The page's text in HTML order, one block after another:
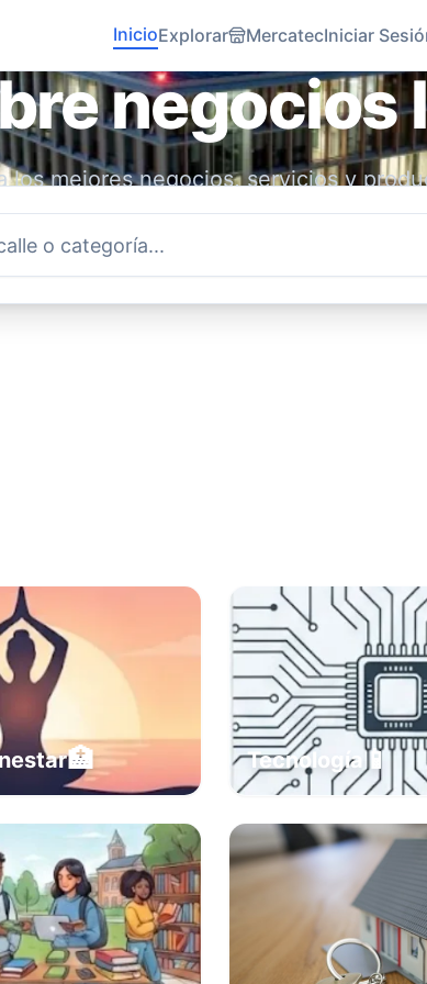
InicioExplorar MercatecIniciar
negocios
los mejores negocios, servicios y
Conecta con emprendedores locales
🏥 Tecnología 📱